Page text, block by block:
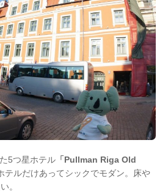
5つ星ホテル 「Pullman Riga Old
テルだけあってシックでモダン。床や
。